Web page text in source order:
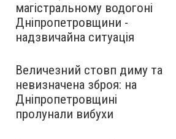
магістральному водогоні
Дніпропетровщини -
надзвичайна ситуація
Величезний стовп диму та
невизначена зброя: на
Дніпропетровщині
пролунали вибухи